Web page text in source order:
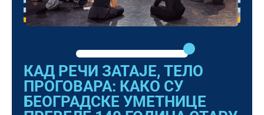
КАД РЕЧИ ЗАТАЈЕ, ТЕЛО
ПРОГОВАРА: КАКО СУ
БЕОГРАДСКЕ УМЕТНИЦЕ